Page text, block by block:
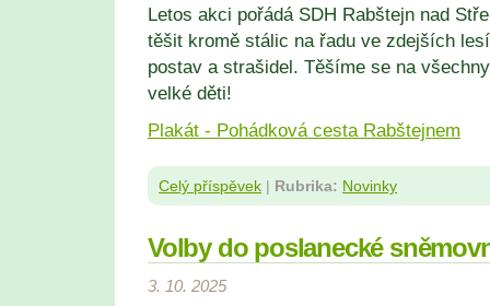
Letos akci pořádá SDH Rabštejn nad
těšit kromě stálic na řadu ve zdejších
postav a strašidel. Těšíme se na
velké děti!
Plakát - Pohádková cesta Rabštejnem
Celý příspěvek | Rubrika: Novinky
Volby do poslanecké
3. 10. 2025